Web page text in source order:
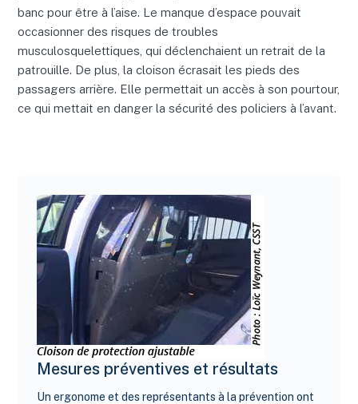
banc pour être à l’aise. Le manque d’espace pouvait
occasionner des risques de troubles
musculosquelettiques, qui déclenchaient un retrait de la
patrouille. De plus, la cloison écrasait les pieds des
passagers arrière. Elle permettait un accès à son pourtour,
ce qui mettait en danger la sécurité des policiers à l’avant.
Mesures préventives et résultats
Un ergonome et des représentants à la prévention ont